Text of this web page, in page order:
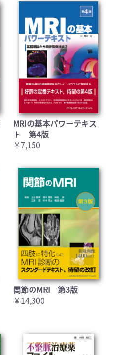
MRIの基本パワーテキス
ト 第4版
￥7,150
関節のMRI 第3版
￥14,300